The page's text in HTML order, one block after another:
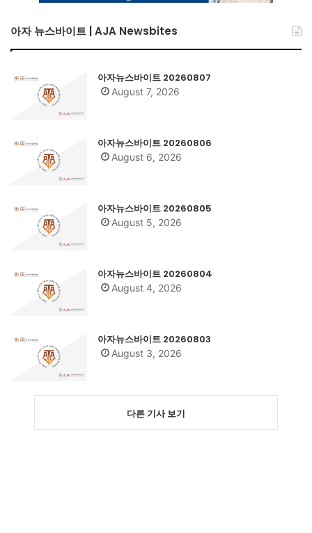
아자 뉴스바이트 | AJA Newsbites
아자뉴스바이트 20260807
August 7, 2026
아자뉴스바이트 20260806
August 6, 2026
아자뉴스바이트 20260805
August 5, 2026
아자뉴스바이트 20260804
August 4, 2026
아자뉴스바이트 20260803
August 3, 2026
다른 기사 보기